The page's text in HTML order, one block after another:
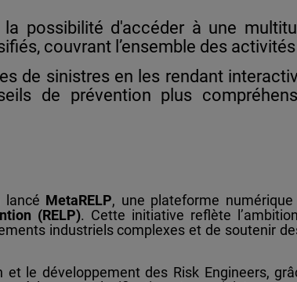
possibilité d'accéder à une
couvrant l’ensemble des activités
de sinistres en les rendant
de prévention plus
lancé MetaRELP, une plateforme
(RELP). Cette initiative reflète
industriels complexes et de soutenir
le développement des Risk Engineers,